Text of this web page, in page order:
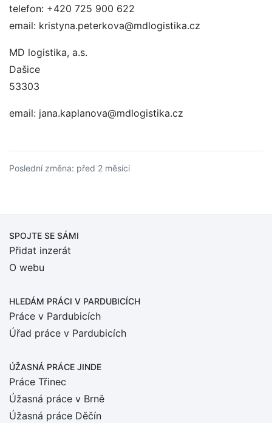
telefon: +420 725 900 622
email: kristyna.peterkova@mdlogistika.cz
MD logistika, a.s.
Dašice
53303
email: jana.kaplanova@mdlogistika.cz
Poslední změna: před 2 měsíci
SPOJTE SE SÁMI
Přidat inzerát
O webu
HLEDÁM PRÁCI V PARDUBICÍCH
Práce v Pardubicích
Úřad práce v Pardubicích
ÚŽASNÁ PRÁCE JINDE
Práce Třinec
Úžasná práce v Brně
Úžasná práce Děčín